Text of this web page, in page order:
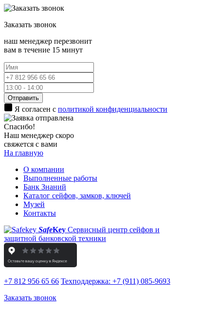
Заказать звонок
наш менеджер перезвонит
вам в течение 15 минут
Отправить
Я согласен с политикой конфиденциальности
Спасибо!
Наш менеджер скоро
свяжется с вами
На главную
О компании
Выполненные работы
Банк Знаний
Каталог сейфов, замков, ключей
Музей
Контакты
SafeKey Сервисный центр сейфов и
защитной банковской техники
+7 812 956 65 66 Техподдержка: +7 (911) 085-9693
Заказать звонок